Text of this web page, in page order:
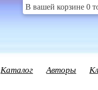
В вашей корзине 0
Каталог Авторы